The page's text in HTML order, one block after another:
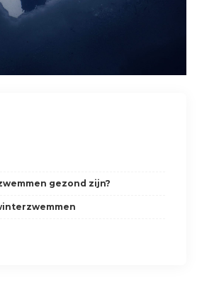
gezond zijn?